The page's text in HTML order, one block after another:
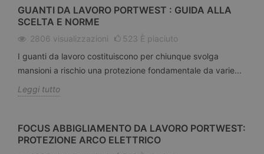
GUANTI DA LAVORO PORTWEST : GUIDA ALLA
SCELTA E NORME
2806 visualizzazioni 523 È piaciuto
I guanti da lavoro costituiscono per chiunque svolga
mansioni a rischio una protezione fondamentale da varie...
Leggi tutto
FOCUS ABBIGLIAMENTO DA LAVORO PORTWEST:
PROTEZIONE ARCO ELETTRICO